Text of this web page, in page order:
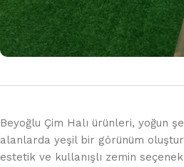
Beyoğlu Çim Halı ürünleri, yoğun
alanlarda yeşil bir görünüm
estetik ve kullanışlı zemin